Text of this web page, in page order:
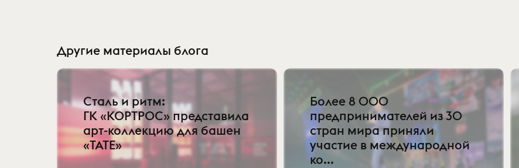
Другие материалы блога
Сталь и ритм:
ГК «КОРТРОС» представила
арт-коллекцию для башен
«TATE»
Более 8 000
предпринимателей из 30
стран мира приняли
участие в международной
ко...